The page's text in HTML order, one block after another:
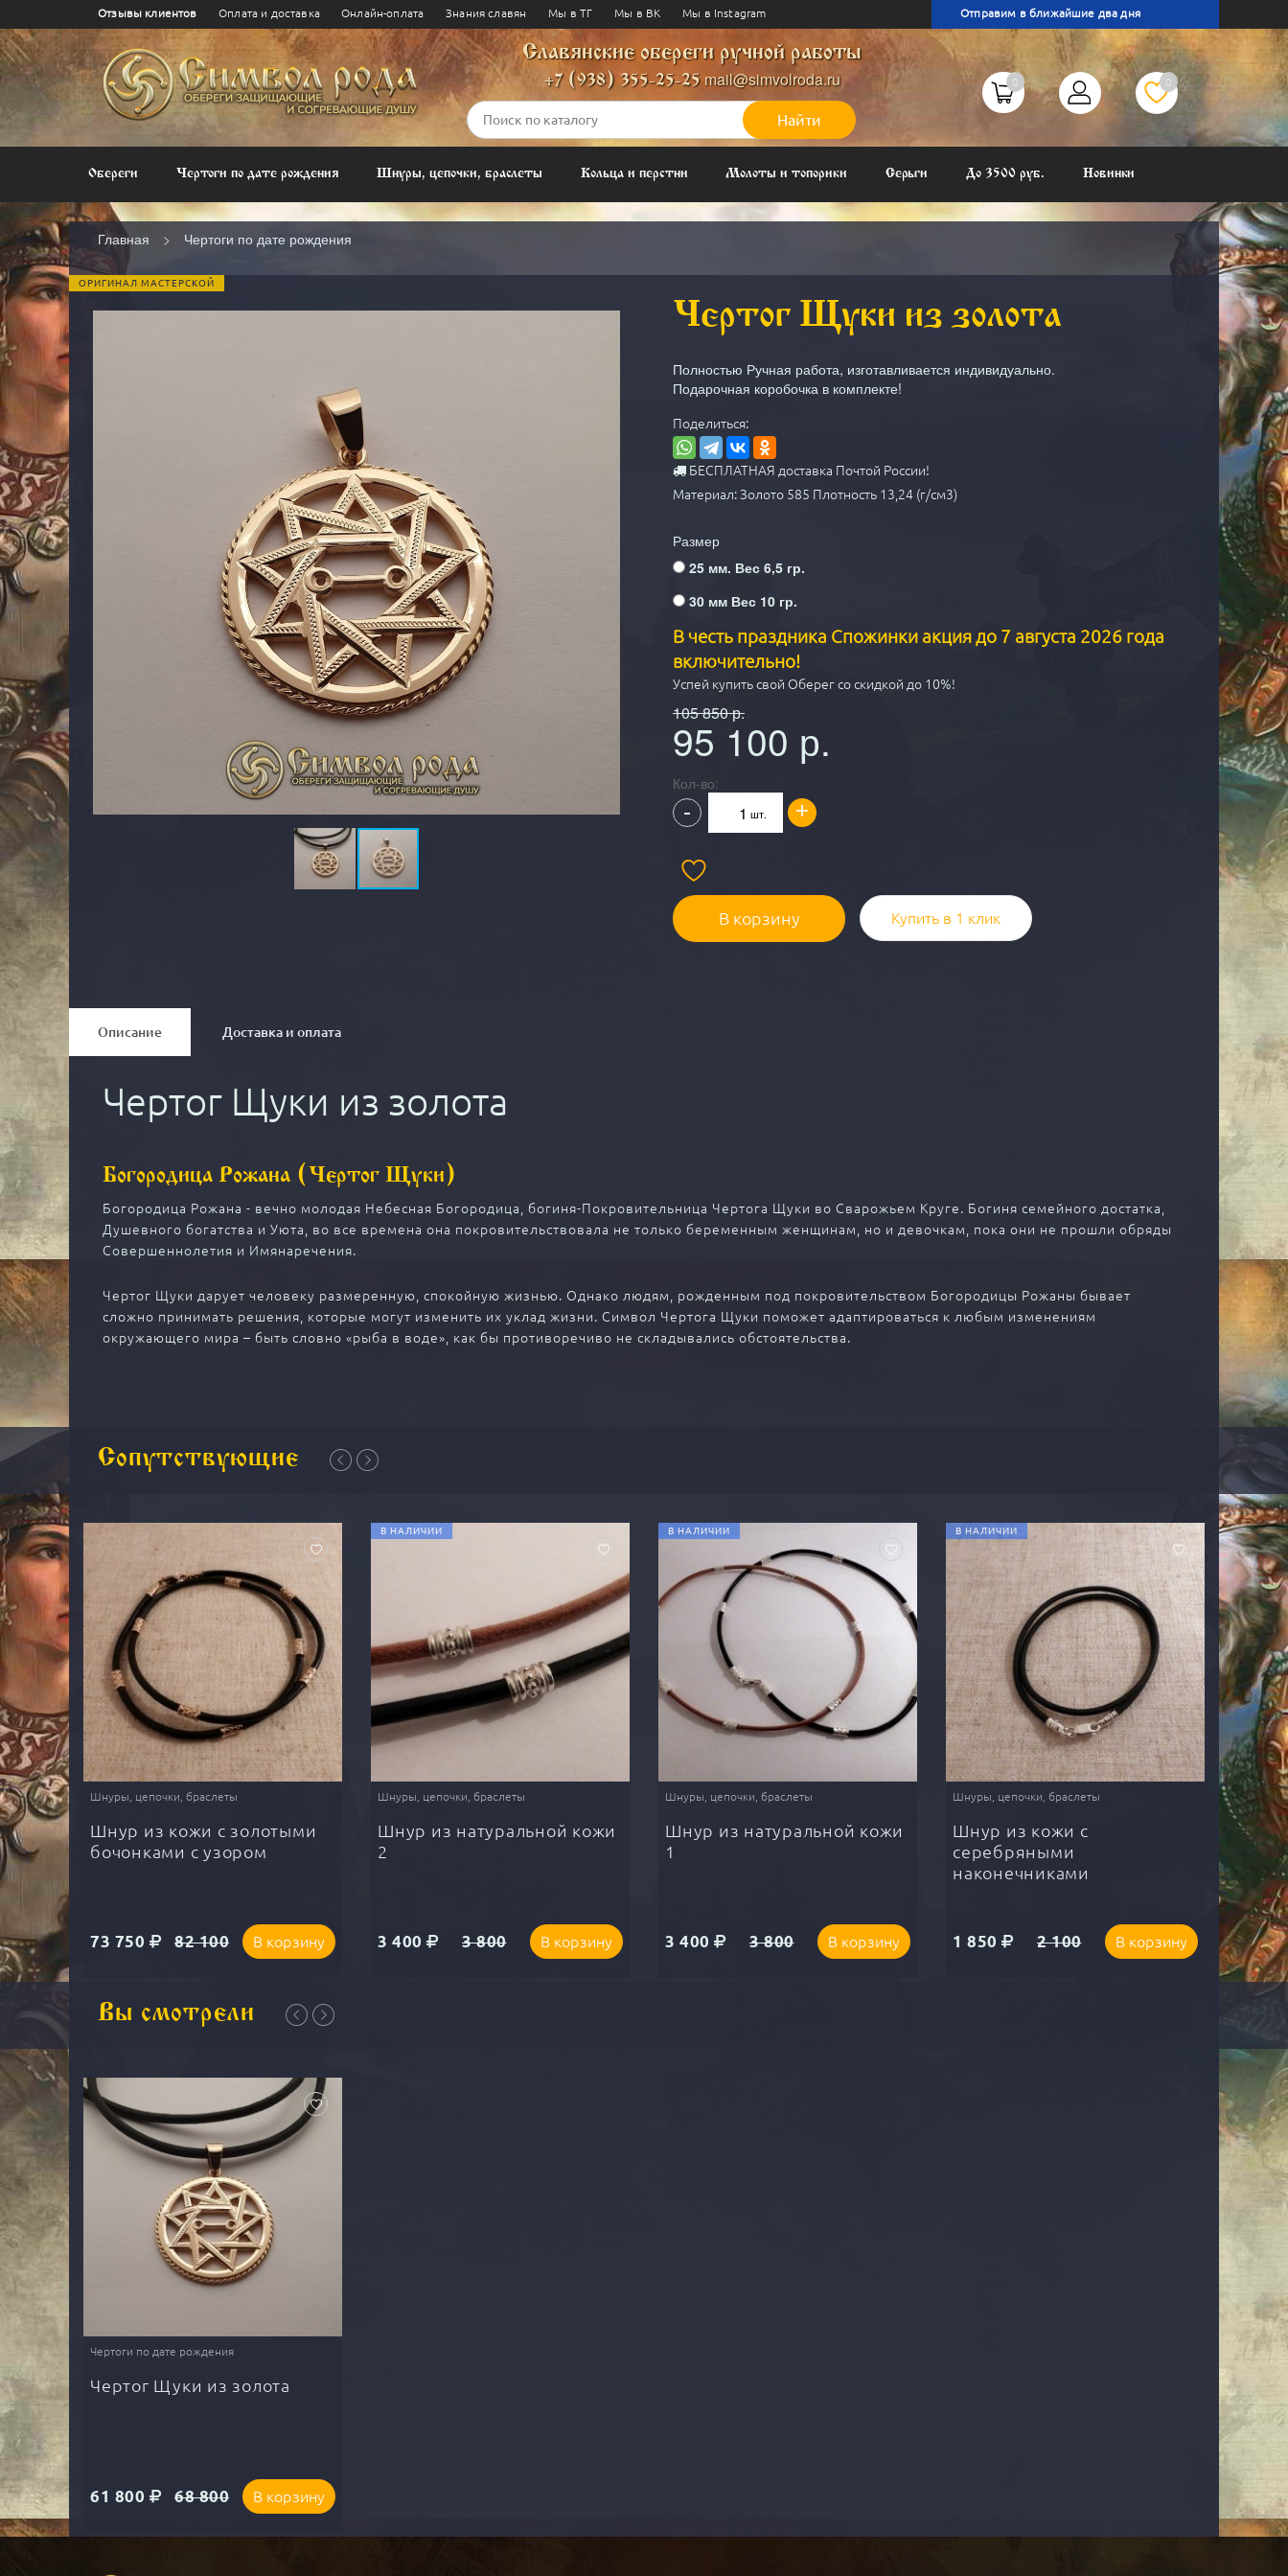
Отзывы клиентов Оплата и доставка Онлайн-оплата Знания славян Мы в ТГ Мы в ВК Мы в Instagram Отправим в ближайшие два дня
Славянские обереги ручной работы
+7 (938) 355-25-25 mail@simvolroda.ru
Найти
0 0
Обереги Чертоги по дате рождения
Чертог Волка - 25 февраля – 22
марта
Чертог Коня - 20 июня – 13 июля
Чертог Вепря - 20 сентября — 11
октября
Шнуры, цепочки, браслеты Кольца и перстни Молоты и топорики Серьги До 3500 руб. Новинки
Главная Чертоги по дате рождения
ОРИГИНАЛ МАСТЕРСКОЙ
Чертог Щуки из золота
Полностью Ручная работа, изготавливается индивидуально.
Подарочная коробочка в комплекте!
Поделиться:
БЕСПЛАТНАЯ доставка Почтой России!
Материал: Золото 585 Плотность 13,24 (г/см3)
Размер
25 мм. Вес 6,5 гр.
30 мм Вес 10 гр.
В честь праздника Спожинки акция до 7 августа 2026 года
включительно!
Успей купить свой Оберег со скидкой до 10%!
105 850р.
95 100 р.
Кол-во:
шт. +
-
В корзину Купить в 1 клик
Описание Доставка и оплата
Чертог Щуки из золота
Богородица Рожана (Чертог Щуки)
Богородица Рожана - вечно молодая Небесная Богородица, богиня-Покровительница Чертога Щуки во Сварожьем Круге. Богиня семейного достатка,
Душевного богатства и Уюта, во все времена она покровительствовала не только беременным женщинам, но и девочкам, пока они не прошли обряды
Совершеннолетия и Имянаречения.
Чертог Щуки дарует человеку размеренную, спокойную жизнью. Однако людям, рожденным под покровительством Богородицы Рожаны бывает
сложно принимать решения, которые могут изменить их уклад жизни. Символ Чертога Щуки поможет адаптироваться к любым изменениям
окружающего мира – быть словно «рыба в воде», как бы противоречиво не складывались обстоятельства.
Сопутствующие
Шнуры, цепочки, браслеты
Шнур из кожи с золотыми
бочонками с узором
73 750 82 100 В корзину
В НАЛИЧИИ
Шнуры, цепочки, браслеты
Шнур из натуральной кожи
2
3 400 3 800 В корзину
В НАЛИЧИИ
Шнуры, цепочки, браслеты
Шнур из натуральной кожи
1
3 400 3 800 В корзину
В НАЛИЧИИ
Шнуры, цепочки, браслеты
Шнур из кожи с
серебряными
наконечниками
1 850 2 100 В корзину
Вы смотрели
Чертоги по дате рождения
Чертог Щуки из золота
61 800 68 800 В корзину